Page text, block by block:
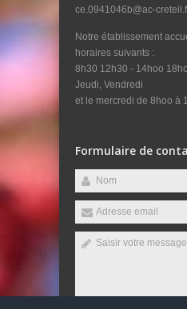
ce.0941046b@ac-
Notre établissement
horaires suivants :
8h30 12h30 - 14hoo
Jeudi, Vendredi
et le mercredi de 8hoo à
Formulaire de